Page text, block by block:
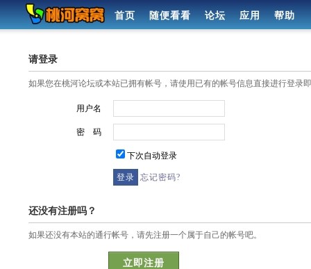
首页 随便看看 论坛 应用 帮助
请登录
如果您在桃河论坛或本站已拥有帐号，请使用已有的帐号信息直接进行登录
用户名
密 码
下次自动登录
忘记密码?
还没有注册吗？
如果还没有本站的通行帐号，请先注册一个属于自己的帐号吧。
立即注册